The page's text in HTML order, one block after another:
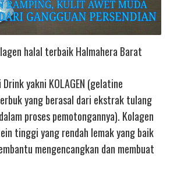
halal terbaik Halmahera Barat
yakni KOLAGEN (gelatine
yang berasal dari ekstrak tulang
proses pemotongannya). Kolagen
tinggi yang rendah lemak yang baik
mengencangkan dan membuat